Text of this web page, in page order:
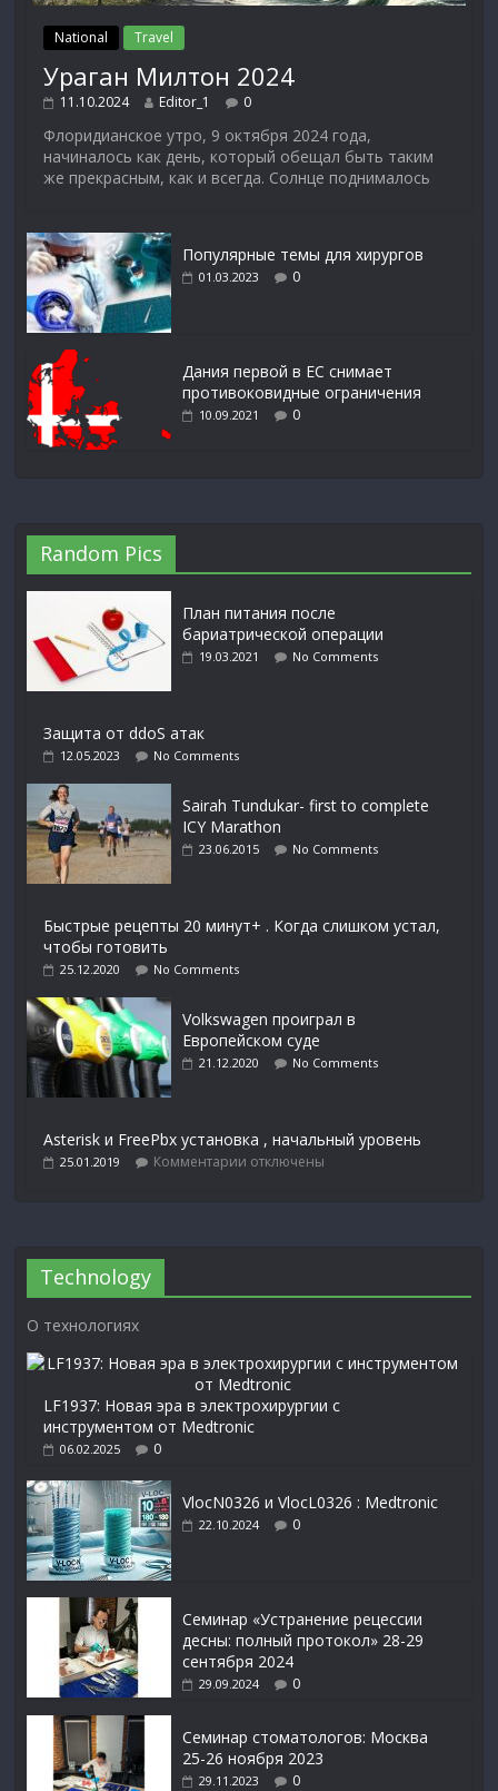
National Travel
Ураган Милтон 2024
11.10.2024 Editor_1 0
Флоридианское утро, 9 октября 2024 года,
начиналось как день, который обещал быть таким
же прекрасным, как и всегда. Солнце поднималось
Популярные темы для хирургов
01.03.2023 0
Дания первой в ЕС снимает
противоковидные ограничения
10.09.2021 0
Random Pics
План питания после
бариатрической операции
19.03.2021 No Comments
Защита от ddoS атак
12.05.2023 No Comments
Sairah Tundukar- first to complete
ICY Marathon
23.06.2015 No Comments
Быстрые рецепты 20 минут+ . Когда слишком устал,
чтобы готовить
25.12.2020 No Comments
Volkswagen проиграл в
Европейском суде
21.12.2020 No Comments
Asterisk и FreePbx установка , начальный уровень
25.01.2019 Комментарии отключены
Technology
О технологиях
LF1937: Новая эра в электрохирургии с
инструментом от Medtronic
06.02.2025 0
VlocN0326 и VlocL0326 : Medtronic
22.10.2024 0
Семинар «Устранение рецессии
десны: полный протокол» 28-29
сентября 2024
29.09.2024 0
Семинар стоматологов: Москва
25-26 ноября 2023
29.11.2023 0